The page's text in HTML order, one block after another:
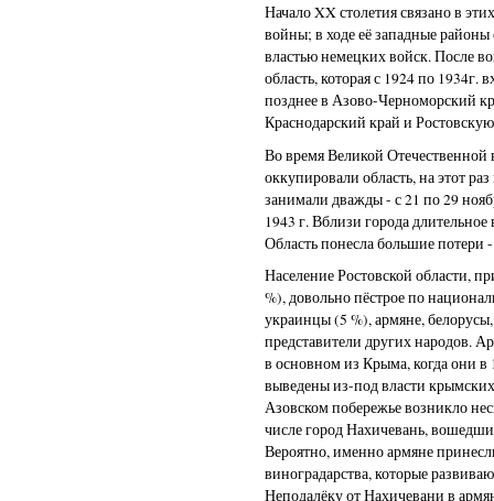
Начало XX столетия связано в
войны; в ходе её западные районы
властью немецких войск. После
область, которая с 1924 по 1934г.
позднее в Азово-Черноморский
Краснодарский край и
Во время Великой
оккупировали область, на этот
занимали дважды - с 21 по 29
1943 г. Вблизи города
Область понесла большие потери
Население Ростовской области,
%), довольно пёстрое по
украинцы (5 %), армяне,
представители других народов.
в основном из Крыма, когда они
выведены из-под власти
Азовском побережье возникло
числе город Нахичевань,
Вероятно, именно армяне
виноградарства, которые
Неподалёку от Нахичевани в